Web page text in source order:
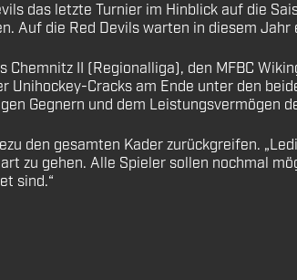
das letzte Turnier im Hinblick auf die
Auf die Red Devils warten in diesem
II (Regionalliga), den MFBC
Unihockey-Cracks am Ende unter den
Gegnern und dem Leistungsvermögen
den gesamten Kader zurückgreifen.
zu gehen. Alle Spieler sollen nochmal
sind.“